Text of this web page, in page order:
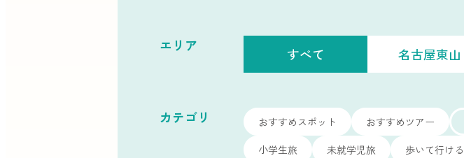
エリア
すべて 名古屋東山
カテゴリ おすすめスポット おすすめツアー
小学生旅
未就学児旅 歩いて行ける